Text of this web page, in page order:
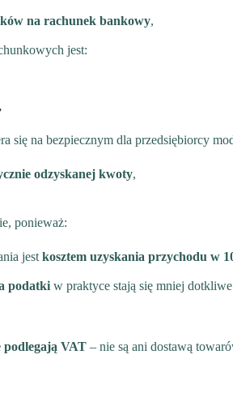
na rachunek bankowy,
jest:
się na bezpiecznym dla przedsiębiorcy
odzyskanej kwoty,
ponieważ:
jest kosztem uzyskania przychodu w
podatki w praktyce stają się mniej
podlegają VAT – nie są ani dostawą